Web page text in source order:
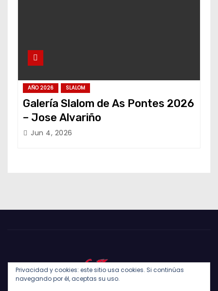
AÑO 2026 SLALOM
Galería Slalom de As Pontes 2026
– Jose Alvariño
Jun 4, 2026
Privacidad y cookies: este sitio usa cookies. Si continúas
navegando por él, aceptas su uso.